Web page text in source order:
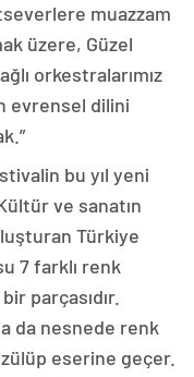
muazzam
üzere, Güzel
orkestralarımız
evrensel dilini
bu yıl yeni
ve sanatın
Türkiye
7 farklı renk
parçasıdır.
da nesnede renk
eserine geçer.